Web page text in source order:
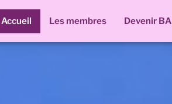
Accueil Les membres Devenir BA